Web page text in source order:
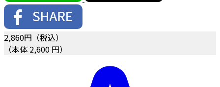
2,860円（税込）
（本体 2,600 円）